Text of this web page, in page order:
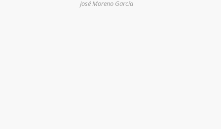
José Moreno García